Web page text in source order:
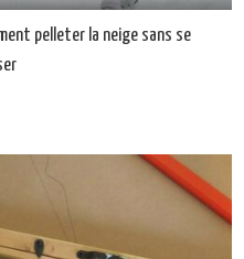
pelleter la neige sans se